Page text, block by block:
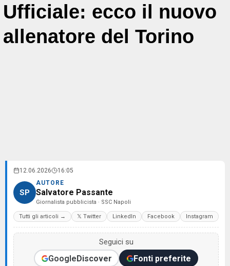
Ufficiale: ecco il nuovo
allenatore del Torino
12.06.2026 16:05
SP
AUTORE
Salvatore Passante
Giornalista pubblicista · SSC Napoli
Tutti gli articoli → 𝕏 Twitter LinkedIn Facebook Instagram
Seguici su
GoogleDiscover Fonti preferite